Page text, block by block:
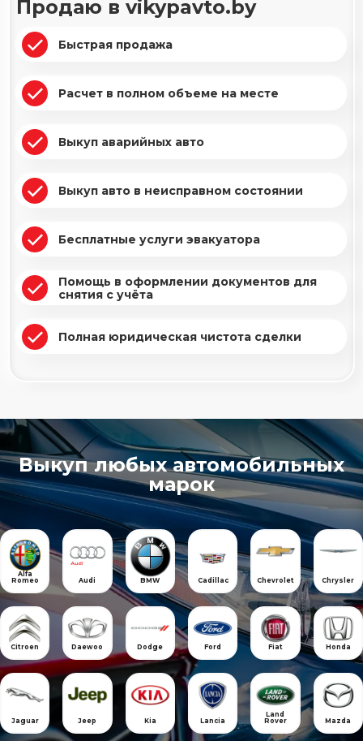
Продаю в vikypavto.by
Быстрая продажа
Расчет в полном объеме на месте
Выкуп аварийных авто
Выкуп авто в неисправном состоянии
Бесплатные услуги эвакуатора
Помощь в оформлении документов для
снятия с учёта
Полная юридическая чистота сделки
Выкуп любых автомобильных
марок
Alfa
Romeo
Audi BMW Cadillac Chevrolet Chrysler
Citroen Daewoo Dodge Ford Fiat Honda
Jaguar Jeep Kia Lancia
Land
Rover
Mazda